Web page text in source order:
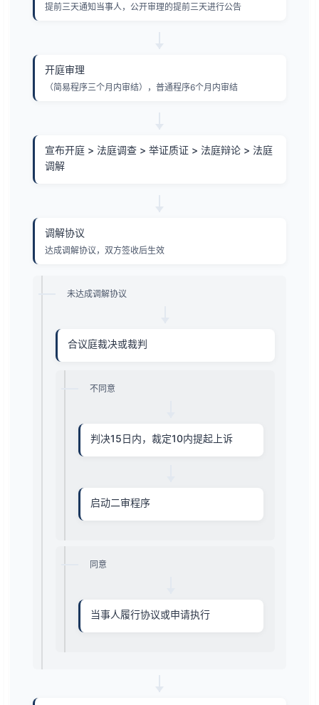
提前三天通知当事人，公开审理的提前三天进行公告
开庭审理
（简易程序三个月内审结），普通程序6个月内审结
宣布开庭 > 法庭调查 > 举证质证 > 法庭辩论 > 法庭
调解
调解协议
达成调解协议，双方签收后生效
未达成调解协议
合议庭裁决或裁判
不同意
判决15日内，裁定10内提起上诉
启动二审程序
同意
当事人履行协议或申请执行